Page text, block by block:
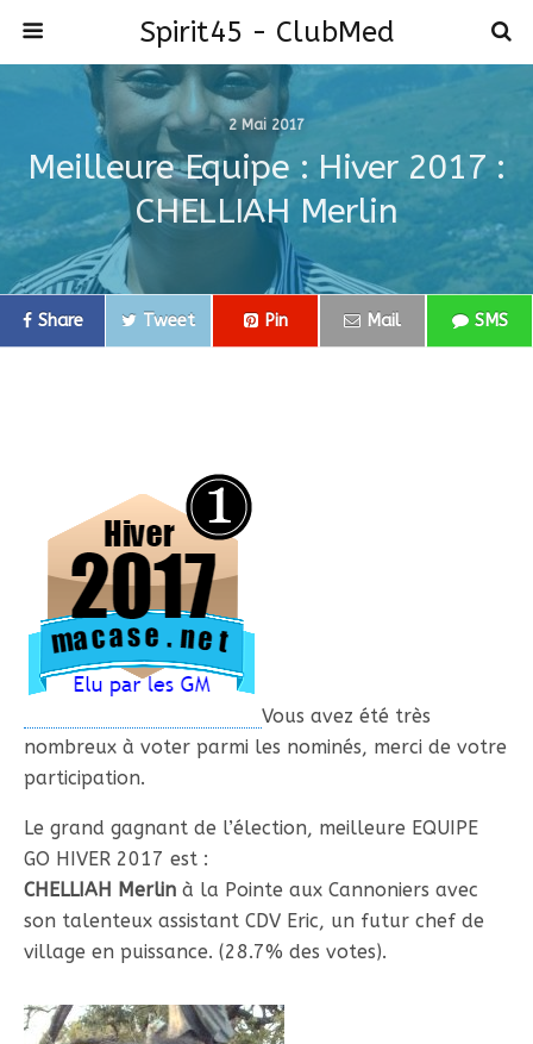
Spirit45 - ClubMed
2 Mai 2017
Meilleure Equipe : Hiver 2017 :
CHELLIAH Merlin
Share Tweet Pin Mail SMS
Vous avez été très
nombreux à voter parmi les nominés, merci de votre
participation.
Le grand gagnant de l’élection, meilleure EQUIPE
GO HIVER 2017 est :
CHELLIAH Merlin à la Pointe aux Cannoniers avec
son talenteux assistant CDV Eric, un futur chef de
village en puissance. (28.7% des votes).